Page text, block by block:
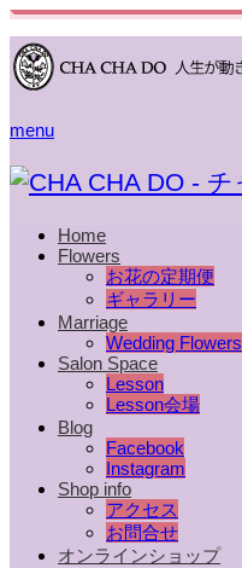
menu
Home
Flowers
お花の定期便
ギャラリー
Marriage
Wedding Flowers
Salon Space
Lesson
Lesson会場
Blog
Facebook
Instagram
Shop info
アクセス
お問合せ
オンラインショップ